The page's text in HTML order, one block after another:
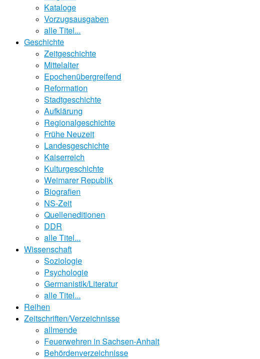
Kataloge
Vorzugsausgaben
alle Titel...
Geschichte
Zeitgeschichte
Mittelalter
Epochenübergreifend
Reformation
Stadtgeschichte
Aufklärung
Regionalgeschichte
Frühe Neuzeit
Landesgeschichte
Kaiserreich
Kulturgeschichte
Weimarer Republik
Biografien
NS-Zeit
Quelleneditionen
DDR
alle Titel...
Wissenschaft
Soziologie
Psychologie
Germanistik/Literatur
alle Titel...
Reihen
Zeitschriften/Verzeichnisse
allmende
Feuerwehren in Sachsen-Anhalt
Behördenverzeichnisse